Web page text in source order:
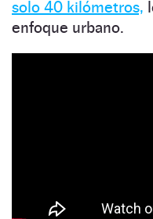
solo 40 kilómetros,
enfoque urbano.